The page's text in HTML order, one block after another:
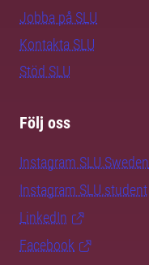
Jobba på SLU
Kontakta SLU
Stöd SLU
Följ oss
Instagram SLU.Sweden
Instagram SLU.student
LinkedIn
Facebook